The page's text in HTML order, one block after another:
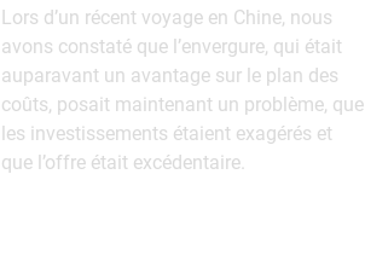
Lors d’un récent voyage en Chine, nous
avons constaté que l’envergure, qui était
auparavant un avantage sur le plan des
coûts, posait maintenant un problème, que
les investissements étaient exagérés et
que l’offre était excédentaire.